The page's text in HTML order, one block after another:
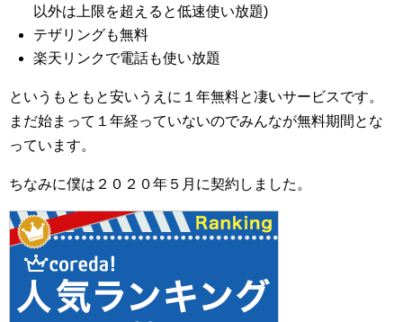
以外は上限を超えると低速使い放題)
テザリングも無料
楽天リンクで電話も使い放題
というもともと安いうえに１年無料と凄いサービスです。
まだ始まって１年経っていないのでみんなが無料期間とな
っています。
ちなみに僕は２０２０年５月に契約しました。